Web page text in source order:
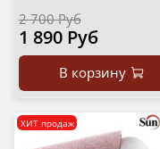
2 700 Руб
1 890 Руб
В корзину
ХИТ продаж